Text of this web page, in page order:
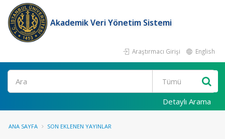
Akademik Veri Yönetim Sistemi
Araştırmacı Girişi English
Ara
Detaylı Arama
ANA SAYFA SON EKLENEN YAYINLAR